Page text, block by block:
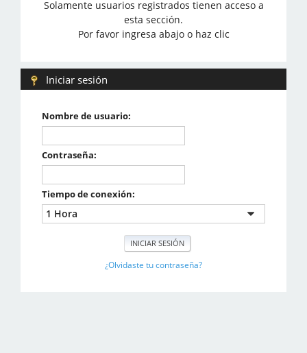
Solamente usuarios registrados tienen acceso a
esta sección.
Por favor ingresa abajo o haz clic
Iniciar sesión
Nombre de usuario:
Contraseña:
Tiempo de conexión:
¿Olvidaste tu contraseña?